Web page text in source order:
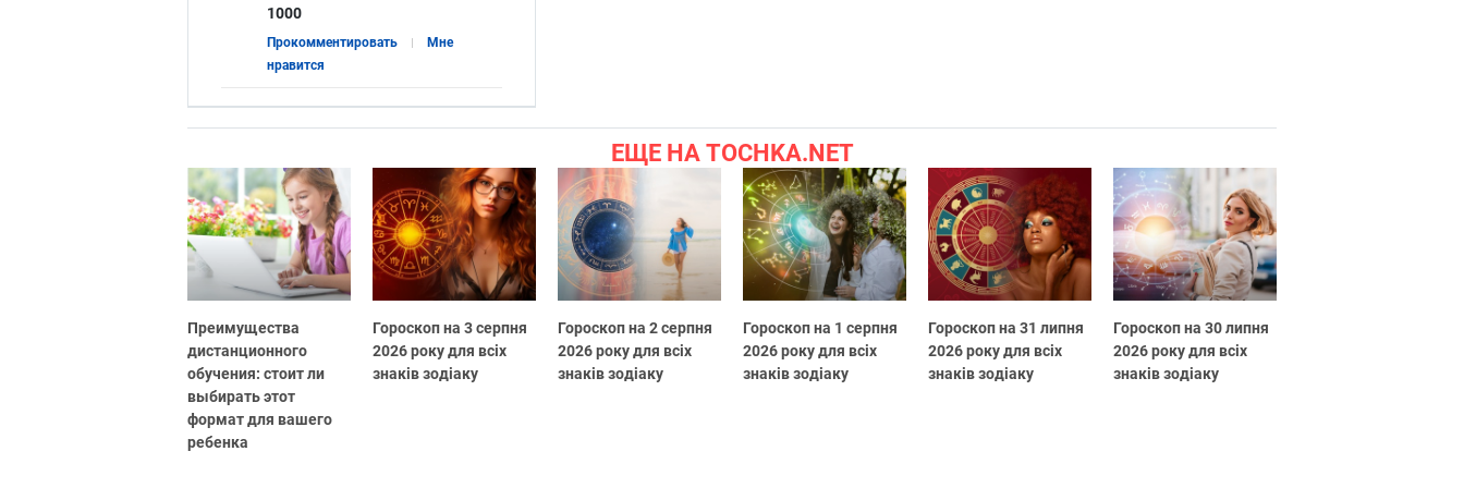
1000
Прокомментировать
Мне
нравится
ЕЩЕ НА TOCHKA.NET
Преимущества
дистанционного
обучения: стоит ли
выбирать этот
формат для вашего
ребенка
Гороскоп на 3 серпня
2026 року для всіх
знаків зодіаку
Гороскоп на 2 серпня
2026 року для всіх
знаків зодіаку
Гороскоп на 1 серпня
2026 року для всіх
знаків зодіаку
Гороскоп на 31 липня
2026 року для всіх
знаків зодіаку
Гороскоп на 30 липня
2026 року для всіх
знаків зодіаку